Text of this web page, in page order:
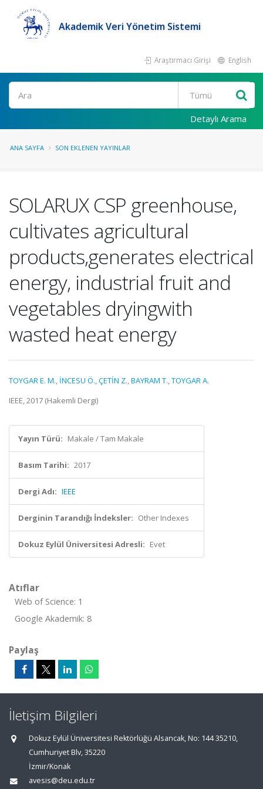
Akademik Veri Yönetim Sistemi
Araştırmacı Girişi English
Ara
Detaylı Arama
ANA SAYFA SON EKLENEN YAYINLAR
SOLARUX CSP greenhouse,
cultivates agricultural
products,generates electrical
energy, industrial fruit and
vegetables dryingwith
wasted heat energy
TOYGAR E. M., İNCESU Ö.,ÇETİN Z.,BAYRAM T.,TOYGAR A.
IEEE, 2017 (Hakemli Dergi)
Yayın Türü: Makale / Tam Makale
Basım Tarihi: 2017
Dergi Adı: IEEE
Derginin Tarandığı İndeksler: Other Indexes
Dokuz Eylül Üniversitesi Adresli: Evet
Atıflar
Web of Science: 1
Google Akademik: 8
Paylaş
İletişim Bilgileri
Dokuz Eylül Üniversitesi Rektörlüğü Alsancak, No: 144 35210,
Cumhuriyet Blv, 35220
İzmir/Konak
avesis@deu.edu.tr